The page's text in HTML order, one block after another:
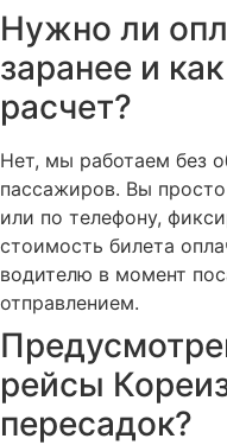
Нужно ли
заранее и
расчет?
Нет, мы работаем без
пассажиров. Вы
или по телефону,
стоимость билета
водителю в момент
отправлением.
рейсы
пересадок?